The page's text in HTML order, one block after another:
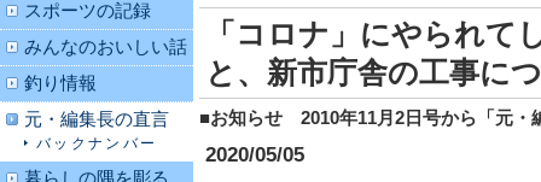
「コロナ」にやられて
と、新市庁舎の工事
■お知らせ 2010年11月2日号から「元・
2020/05/05
スポーツの記録
みんなのおいしい話
釣り情報
元・編集長の直言
バックナンバー